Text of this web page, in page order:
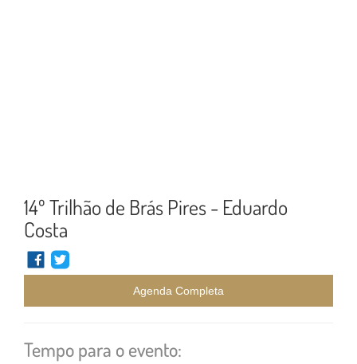
14º Trilhão de Brás Pires - Eduardo
Costa
Agenda Completa
Tempo para o evento: